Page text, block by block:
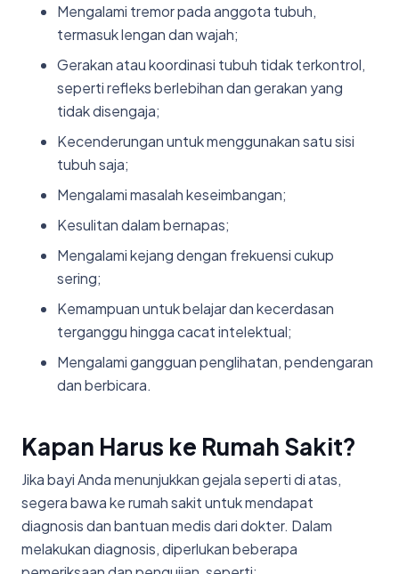
Mengalami tremor pada anggota tubuh,
termasuk lengan dan wajah;
Gerakan atau koordinasi tubuh tidak terkontrol,
seperti refleks berlebihan dan gerakan yang
tidak disengaja;
Kecenderungan untuk menggunakan satu sisi
tubuh saja;
Mengalami masalah keseimbangan;
Kesulitan dalam bernapas;
Mengalami kejang dengan frekuensi cukup
sering;
Kemampuan untuk belajar dan kecerdasan
terganggu hingga cacat intelektual;
Mengalami gangguan penglihatan, pendengaran
dan berbicara.
Kapan Harus ke Rumah Sakit?
Jika bayi Anda menunjukkan gejala seperti di atas,
segera bawa ke rumah sakit untuk mendapat
diagnosis dan bantuan medis dari dokter. Dalam
melakukan diagnosis, diperlukan beberapa